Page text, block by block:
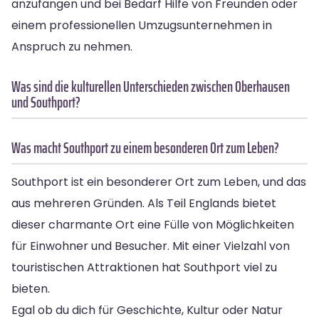
anzufangen und bei Bedarf Hilfe von Freunden oder
einem professionellen Umzugsunternehmen in
Anspruch zu nehmen.
Was sind die kulturellen Unterschieden zwischen Oberhausen
und Southport?
Was macht Southport zu einem besonderen Ort zum Leben?
Southport ist ein besonderer Ort zum Leben, und das
aus mehreren Gründen. Als Teil Englands bietet
dieser charmante Ort eine Fülle von Möglichkeiten
für Einwohner und Besucher. Mit einer Vielzahl von
touristischen Attraktionen hat Southport viel zu
bieten.
Egal ob du dich für Geschichte, Kultur oder Natur